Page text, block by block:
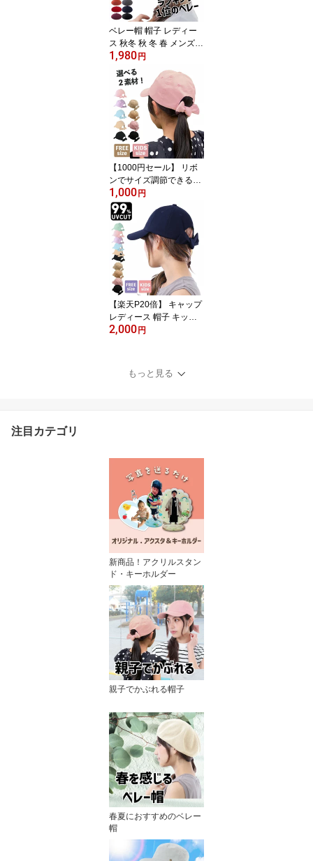
ベレー帽 帽子 レディー
ス 秋冬 秋 冬 春 メンズ
キッズ レディース帽子
送料無料 サイズ調整 サ
イズ調節 20色 バスク フ
ェルト ベレー ウール サ
イズ 小さめ 小さい ゆっ
たり 春 オールシーズン
シンプル かわいい
1,980円
【1000円セール】 リボ
ンでサイズ調節できるバ
ックリボンキャップ キャ
ップ キッズ 帽子 女の子
夏 春夏 春 冬 秋冬 秋 子
供帽子 キッズ帽子 ジュ
ニア こども 子ども 遮光
女子 小学生 通学 ママ レ
ディース 日焼け防止 52c
m 54cm 56cm 57.5cm
1,000円
【楽天P20倍】 キャップ
レディース 帽子 キッズ
リボン 春夏 春 夏 秋冬 冬
ップ コーデュロイキャッ
プ 後ろリボン UVカット
2,000円
もっと見る
注目カテゴリ
新商品！アクリルスタン
ド・キーホルダー
親子でかぶれる帽子
春夏におすすめのベレー
帽